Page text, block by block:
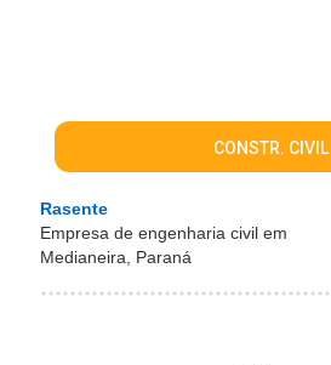
CONSTR. CIVIL
Rasente
Empresa de engenharia civil em
Medianeira, Paraná